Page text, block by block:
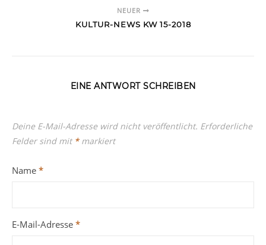
NEUER
KULTUR-NEWS KW 15-2018
EINE ANTWORT SCHREIBEN
Deine E-Mail-Adresse wird nicht veröffentlicht. Erforderliche
Felder sind mit *markiert
Name *
E-Mail-Adresse *